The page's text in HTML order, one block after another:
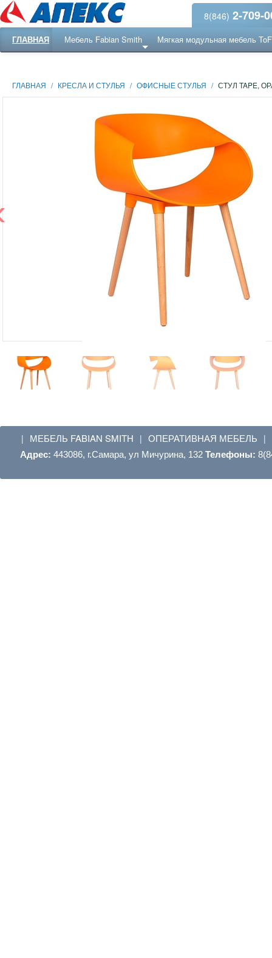
8(846) 2-709-
ГЛАВНАЯ Мебель Fabian Smith Мягкая модульная мебель
ГЛАВНАЯ / КРЕСЛА И СТУЛЬЯ / ОФИСНЫЕ СТУЛЬЯ / СТУЛ TAPE,
| МЕБЕЛЬ FABIAN SMITH | ОПЕРАТИВНАЯ МЕБЕЛЬ |
Адрес: 443086, г.Самара, ул Мичурина, 132 Телефоны: